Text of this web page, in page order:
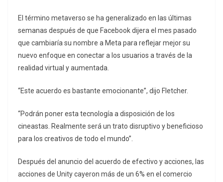
El término metaverso se ha generalizado en las últimas
semanas después de que Facebook dijera el mes pasado
que cambiaría su nombre a Meta para reflejar mejor su
nuevo enfoque en conectar a los usuarios a través de la
realidad virtual y aumentada.
“Este acuerdo es bastante emocionante”, dijo Fletcher.
“Podrán poner esta tecnología a disposición de los
cineastas. Realmente será un trato disruptivo y beneficioso
para los creativos de todo el mundo”.
Después del anuncio del acuerdo de efectivo y acciones, las
acciones de Unity cayeron más de un 6% en el comercio